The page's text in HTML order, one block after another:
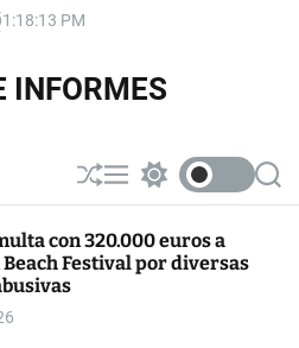
1 :18:14 PM
INFORMES
S
h
ff
l
M
e
u
w
t
c
S
e
con 320.000 euros a
Beach Festival por diversas